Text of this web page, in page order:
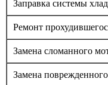
Заправка системы
Ремонт
Замена сломанного
Замена